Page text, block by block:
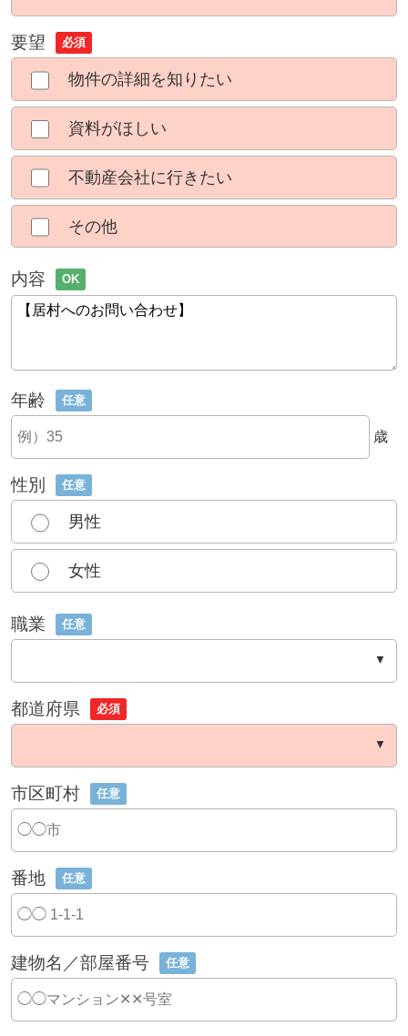
要望 必須
物件の詳細を知りたい
資料がほしい
不動産会社に行きたい
その他
内容 OK
年齢 任意
歳
性別 任意
男性
女性
職業 任意
都道府県 必須
市区町村 任意
番地 任意
建物名／部屋番号 任意